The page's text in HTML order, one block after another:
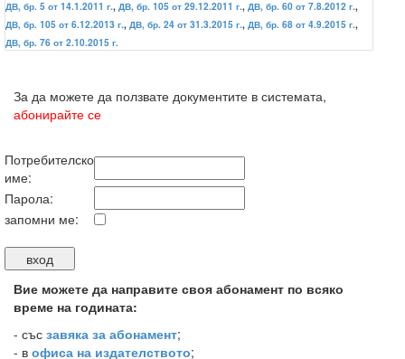
ДВ, бр. 5 от 14.1.2011 г., ДВ, бр. 105 от 29.12.2011 г., ДВ, бр. 60 от 7.8.2012 г.,
ДВ, бр. 105 от 6.12.2013 г., ДВ, бр. 24 от 31.3.2015 г., ДВ, бр. 68 от 4.9.2015 г.,
ДВ, бр. 76 от 2.10.2015 г.
За да можете да ползвате документите в системата,
абонирайте се
Потребителско
име:
Парола:
запомни ме:
Вие можете да направите своя абонамент по всяко
време на годината:
- със завяка за абонамент;
- в офиса на издателството;